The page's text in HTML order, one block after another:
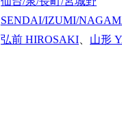
SENDAI/IZUMI/
弘前 HIROSAKI 山形